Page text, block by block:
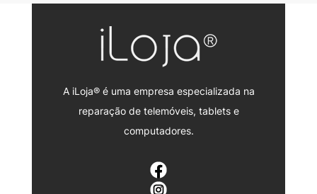
A iLoja® é uma empresa especializada na
reparação de telemóveis, tablets e
computadores.